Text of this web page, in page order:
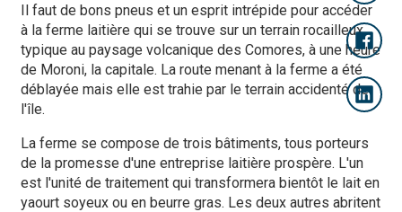
Il faut de bons pneus et un esprit intrépide pour accéder
à la ferme laitière qui se trouve sur un terrain rocailleux
typique au paysage volcanique des Comores, à une heure
de Moroni, la capitale. La route menant à la ferme a été
déblayée mais elle est trahie par le terrain accidenté de
l'île.
La ferme se compose de trois bâtiments, tous porteurs
de la promesse d'une entreprise laitière prospère. L'un
est l'unité de traitement qui transformera bientôt le lait en
yaourt soyeux ou en beurre gras. Les deux autres abritent